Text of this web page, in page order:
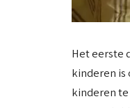
Het eerste
kinderen is
kinderen